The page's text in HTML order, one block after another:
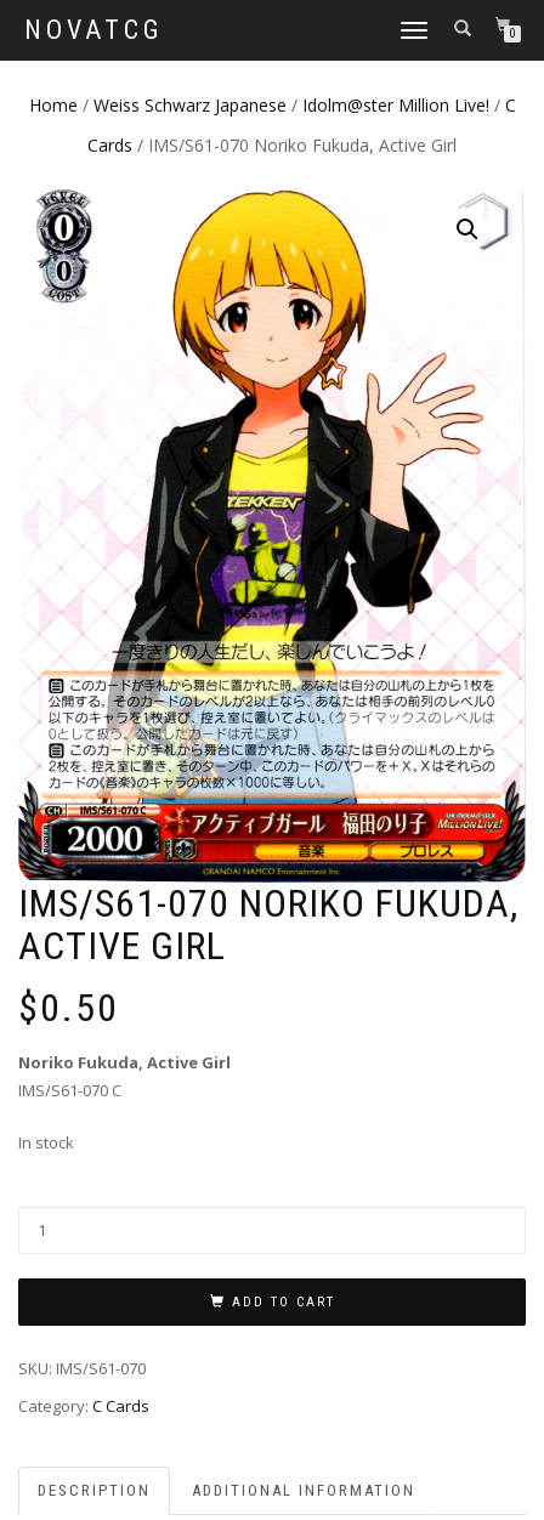
NOVATCG
TOGGLE
0
Home / Weiss Schwarz Japanese / Idolm@ster Million Live! / C
Cards / IMS/S61-070 Noriko Fukuda, Active Girl
IMS/S61-070 NORIKO FUKUDA,
ACTIVE GIRL
$0.50
Noriko Fukuda, Active Girl
IMS/S61-070 C
In stock
ADD TO CART
SKU: IMS/S61-070
Category: C Cards
DESCRIPTION ADDITIONAL INFORMATION